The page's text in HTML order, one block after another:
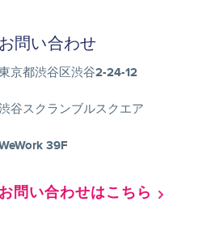
問い合わせ
京都渋谷区渋谷2-24-12
谷スクランブルスクエア
39F
問い合わせはこちら